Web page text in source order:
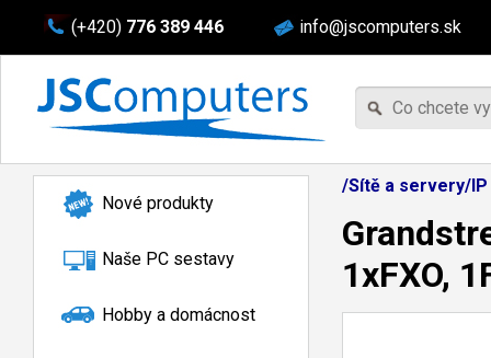
(+420) 776 389 446 info@jscomputers.sk
Nové produkty
Naše PC sestavy
Hobby a domácnost
/Sítě a servery/
1xFXO,